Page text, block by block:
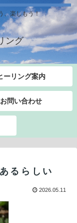
、楽しもう！
ング
ーリング案内
お問い合わせ
るらしい
2026.05.11